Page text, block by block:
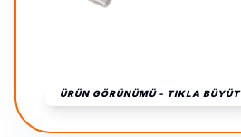
ÜRÜN GÖRÜNÜMÜ - TIKLA BÜYÜT